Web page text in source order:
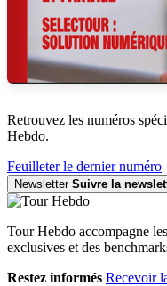
Retrouvez les numéros
Hebdo.
Feuilleter le dernier numéro
Newsletter Suivre la
Tour Hebdo accompagne
exclusives et des
Restez informés Recevoir